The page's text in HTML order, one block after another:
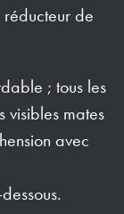
de
; tous les
visibles mates
avec